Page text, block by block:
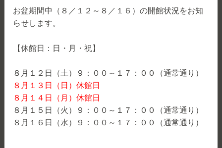
お盆期間中（８／１２～８／１６）の開館状況をお知
らせします。
【休館日：日・月・祝】
８月１２日（土）９：００～１７：００（通常通り）
８月１３日（日）休館日
８月１４日（月）休館日
８月１５日（火）９：００～１７：００（通常通り）
８月１６日（水）９：００～１７：００（通常通り）